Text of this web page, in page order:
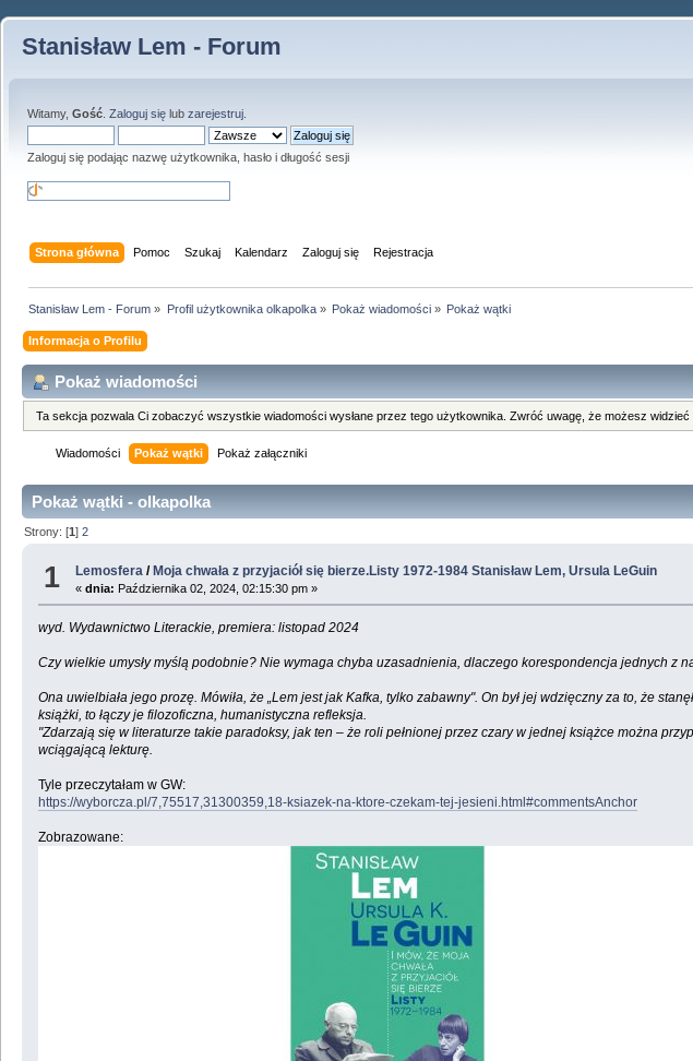
Stanisław Lem - Forum
Witamy, Gość Zaloguj się lub zarejestruj
Zaloguj się podając nazwę użytkownika, hasło i długość sesji
Strona główna Pomoc Szukaj Kalendarz Zaloguj się Rejestracja
Stanisław Lem - Forum » Profil użytkownika olkapolka» Pokaż wiadomości» Pokaż wątki
Informacja o Profilu
Pokaż wiadomości
Ta sekcja pozwala Ci zobaczyć wszystkie wiadomości wysłane przez tego użytkownika. Zwróć uwagę, że możesz
Wiadomości Pokaż wątki Pokaż załączniki
Pokaż wątki - olkapolka
Strony: [1]2
1 Lemosfera / Moja chwała z przyjaciół się bierze.Listy 1972-1984 Stanisław Lem, Ursula LeGuin
«dnia: Października 02, 2024, 02:15:30 pm »
wyd. Wydawnictwo Literackie, premiera: listopad 2024
Czy wielkie umysły myślą podobnie? Nie wymaga chyba uzasadnienia, dlaczego korespondencja jednych z
Ona uwielbiała jego prozę. Mówiła, że „Lem jest jak Kafka, tylko zabawny". On był jej wdzięczny za to, że
książki, to łączy je filozoficzna, humanistyczna refleksja.
"Zdarzają się w literaturze takie paradoksy, jak ten – że roli pełnionej przez czary w jednej książce można
wciągającą lekturę.
Tyle przeczytałam w GW:
https://wyborcza.pl/7,75517,31300359,18-ksiazek-na-ktore-czekam-tej-jesieni.html#commentsAnchor
Zobrazowane: